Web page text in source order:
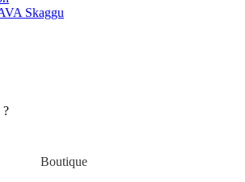
Skaggu
?
Boutique